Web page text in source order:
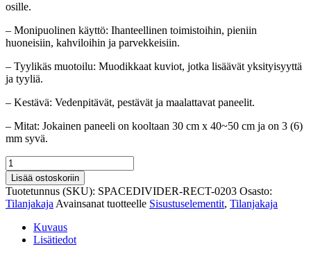
osille.
– Monipuolinen käyttö: Ihanteellinen toimistoihin, pieniin
huoneisiin, kahviloihin ja parvekkeisiin.
– Tyylikäs muotoilu: Muodikkaat kuviot, jotka lisäävät yksityisyyttä
ja tyyliä.
– Kestävä: Vedenpitävät, pestävät ja maalattavat paneelit.
– Mitat: Jokainen paneeli on kooltaan 30 cm x 40~50 cm ja on 3 (6)
mm syvä.
Tiheä
tilanjakaja
patiolle
määrä
Lisää ostoskoriin
Tuotetunnus (SKU): SPACEDIVIDER-RECT-0203 Osasto:
Tilanjakaja Avainsanat tuotteelle Sisustuselementit, Tilanjakaja
Kuvaus
Lisätiedot